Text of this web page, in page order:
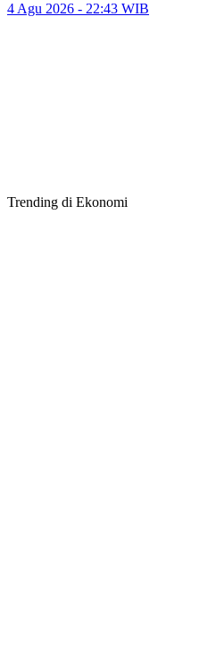
4 Agu 2026 - 22:43 WIB
Trending di Ekonomi